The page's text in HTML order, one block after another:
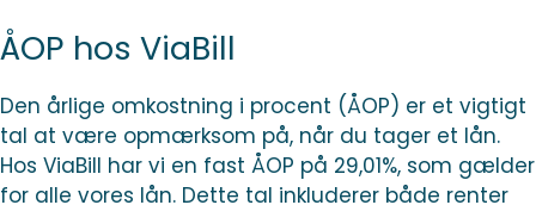
ÅOP hos ViaBill
Den årlige omkostning i procent (ÅOP) er et vigtigt
tal at være opmærksom på, når du tager et lån.
Hos ViaBill har vi en fast ÅOP på 29,01%, som gælder
for alle vores lån. Dette tal inkluderer både renter